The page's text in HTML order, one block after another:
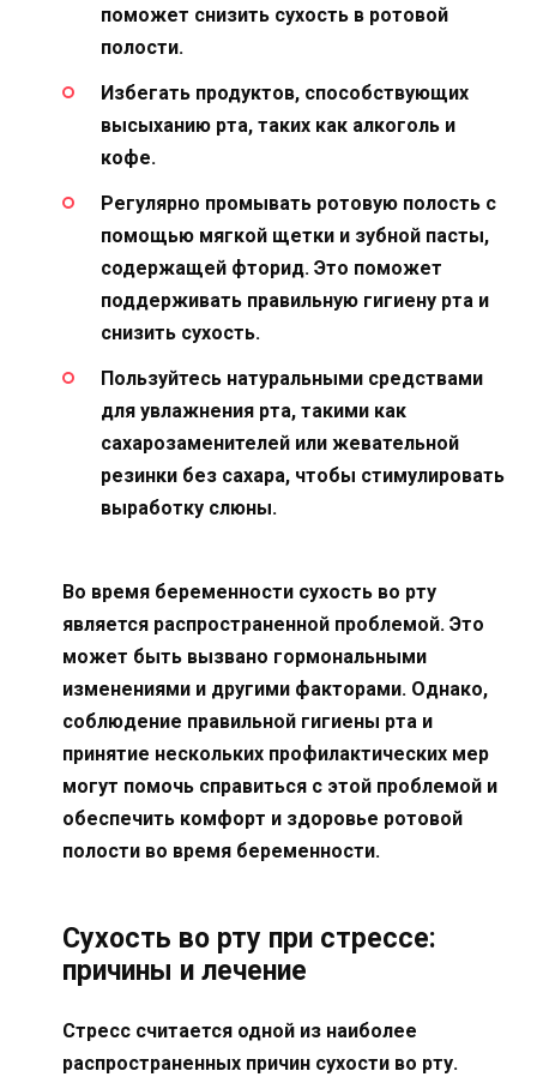
поможет снизить сухость в ротовой
полости.
Избегать продуктов, способствующих
высыханию рта, таких как алкоголь и
кофе.
Регулярно промывать ротовую полость с
помощью мягкой щетки и зубной пасты,
содержащей фторид. Это поможет
поддерживать правильную гигиену рта и
снизить сухость.
Пользуйтесь натуральными средствами
для увлажнения рта, такими как
сахарозаменителей или жевательной
резинки без сахара, чтобы стимулировать
выработку слюны.
Во время беременности сухость во рту
является распространенной проблемой. Это
может быть вызвано гормональными
изменениями и другими факторами. Однако,
соблюдение правильной гигиены рта и
принятие нескольких профилактических мер
могут помочь справиться с этой проблемой и
обеспечить комфорт и здоровье ротовой
полости во время беременности.
Сухость во рту при стрессе:
причины и лечение
Стресс считается одной из наиболее
распространенных причин сухости во рту.